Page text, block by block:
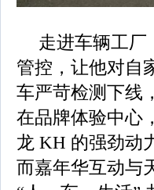
走进车辆工厂
管控，让他对自
车严苛检测下线
在品牌体验中心
龙 KH 的强劲动
而嘉年华互动与